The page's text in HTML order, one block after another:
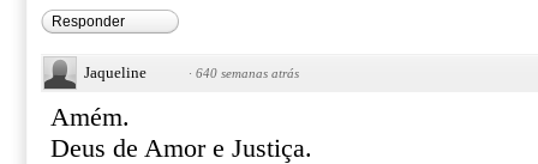
Responder
Jaqueline · 640 semanas atrás
Amém.
Deus de Amor e Justiça.